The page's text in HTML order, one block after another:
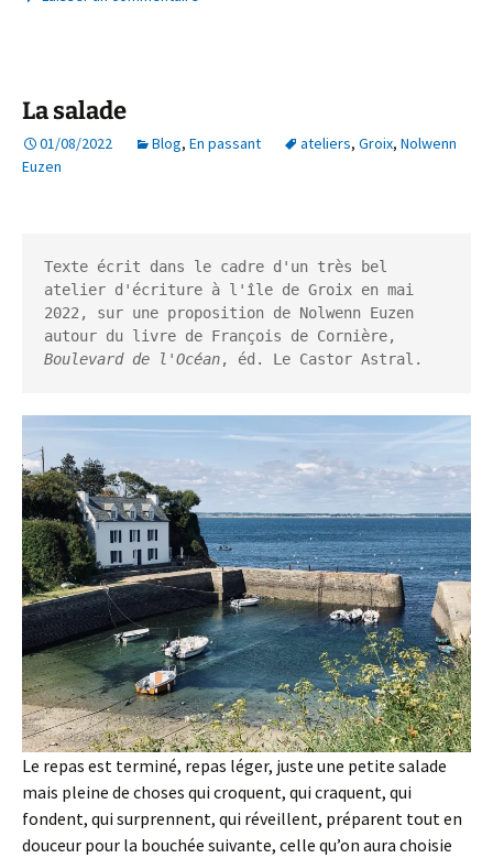
La salade
01/08/2022 Blog, En passant ateliers, Groix, Nolwenn
Euzen
Texte écrit dans le cadre d'un très bel
atelier d'écriture à l'île de Groix en mai
2022, sur une proposition de Nolwenn Euzen
Boulevard de l'Océan, éd. Le Castor Astral.
Le repas est terminé, repas léger, juste une petite salade
mais pleine de choses qui croquent, qui craquent, qui
fondent, qui surprennent, qui réveillent, préparent tout en
douceur pour la bouchée suivante, celle qu’on aura choisie